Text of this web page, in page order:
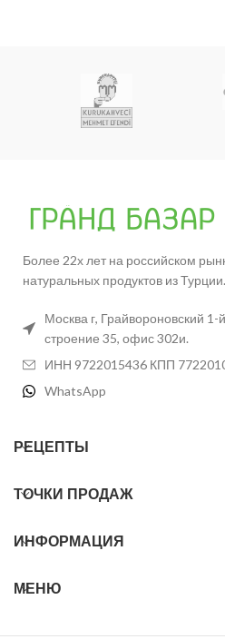
Более 22х лет на российском
натуральных продуктов из Турции.
Москва г, Грайвороновский 1-
строение 35, офис 302и.
ИНН 9722015436 КПП
WhatsApp
РЕЦЕПТЫ
ТОЧКИ ПРОДАЖ
ИНФОРМАЦИЯ
МЕНЮ